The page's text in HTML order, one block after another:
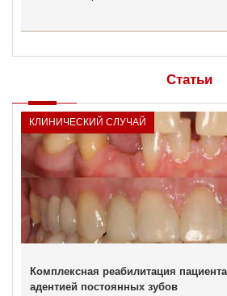
Статьи
КЛИНИЧЕСКИЙ СЛУЧАЙ
Комплексная реабилитация
адентией постоянных зубов